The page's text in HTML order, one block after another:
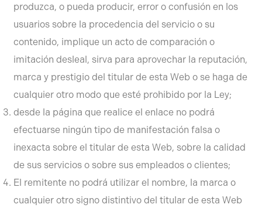
produzca, o pueda producir, error o confusión en los
usuarios sobre la procedencia del servicio o su
contenido, implique un acto de comparación o
imitación desleal, sirva para aprovechar la reputación,
marca y prestigio del titular de esta Web o se haga de
cualquier otro modo que esté prohibido por la Ley;
desde la página que realice el enlace no podrá
efectuarse ningún tipo de manifestación falsa o
inexacta sobre el titular de esta Web, sobre la calidad
de sus servicios o sobre sus empleados o clientes;
El remitente no podrá utilizar el nombre, la marca o
cualquier otro signo distintivo del titular de esta Web